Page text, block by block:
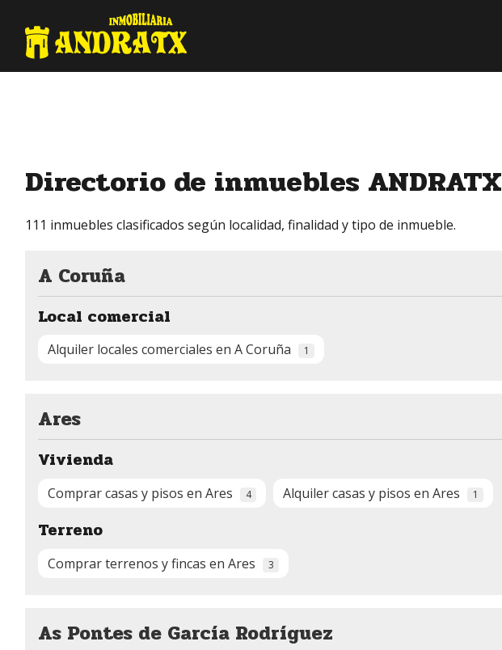
Directorio de inmuebles ANDRATX
111 inmuebles clasificados según localidad, finalidad y tipo de inmueble.
A Coruña
Local comercial
Alquiler locales comerciales en A Coruña 1
Ares
Vivienda
Comprar casas y pisos en Ares 4 Alquiler casas y pisos en Ares 1
Terreno
Comprar terrenos y fincas en Ares 3
As Pontes de García Rodríguez